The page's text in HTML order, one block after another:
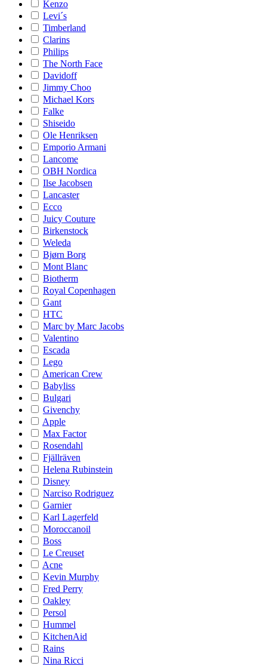
Kenzo
Levi´s
Timberland
Clarins
Philips
The North Face
Davidoff
Jimmy Choo
Michael Kors
Falke
Shiseido
Ole Henriksen
Emporio Armani
Lancome
OBH Nordica
Ilse Jacobsen
Lancaster
Ecco
Juicy Couture
Birkenstock
Weleda
Bjørn Borg
Mont Blanc
Biotherm
Royal Copenhagen
Gant
HTC
Marc by Marc Jacobs
Valentino
Escada
Lego
American Crew
Babyliss
Bulgari
Givenchy
Apple
Max Factor
Rosendahl
Fjällräven
Helena Rubinstein
Disney
Narciso Rodriguez
Garnier
Karl Lagerfeld
Moroccanoil
Boss
Le Creuset
Acne
Kevin Murphy
Fred Perry
Oakley
Persol
Hummel
KitchenAid
Rains
Nina Ricci